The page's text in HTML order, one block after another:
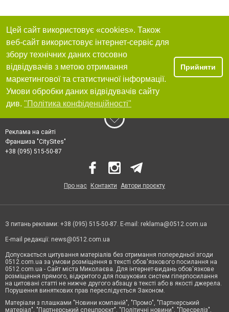
Цей сайт використовує «cookies». Також
веб-сайт використовує інтернет-сервіс для
збору технічних даних стосовно
відвідувачів з метою отримання
маркетингової та статистичної інформації.
Умови обробки даних відвідувачів сайту
див. "Політика конфіденційності"
Прийняти
Реклама на сайті
Франшиза "CitySites"
+38 (095) 515-50-87
Про нас Контакти Автори проєкту
З питань реклами: +38 (095) 515-50-87. E-mail: reklama@0512.com.ua
E-mail редакції: news@0512.com.ua
Допускається цитування матеріалів без отримання попередньої згоди
0512.com.ua за умови розміщення в тексті обов'язкового посилання на
0512.com.ua - Сайт міста Миколаєва. Для інтернет-видань обов'язкове
розміщення прямого, відкритого для пошукових систем гіперпосилання
на цитовані статті не нижче другого абзацу в тексті або в якості джерела.
Порушення виняткових прав переслідується Законом.
Матеріали з плашками "Новини компаній", "Промо", "Партнерський
матеріал", "Партнерський спецпроєкт", "Політичні новини", "Пресреліз",